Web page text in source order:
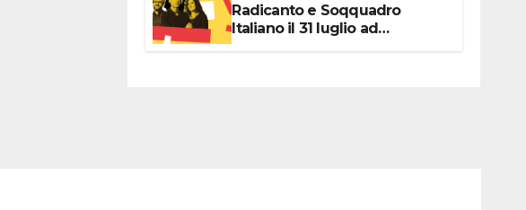
Radicanto e Soqquadro
Italiano il 31 luglio ad